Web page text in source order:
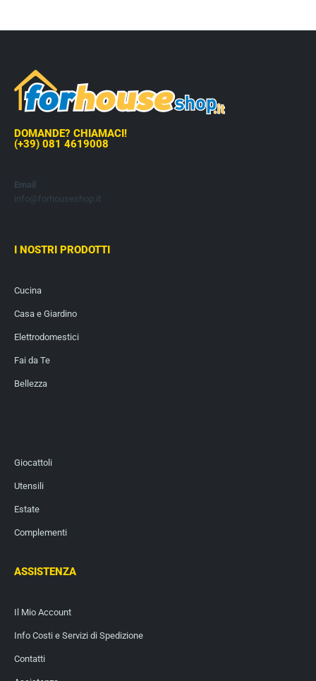
DOMANDE? CHIAMACI!
(+39) 081 4619008
Email
info@forhouseshop.it
I NOSTRI PRODOTTI
Cucina
Casa e Giardino
Elettrodomestici
Fai da Te
Bellezza
Giocattoli
Utensili
Estate
Complementi
ASSISTENZA
Il Mio Account
Info Costi e Servizi di Spedizione
Contatti